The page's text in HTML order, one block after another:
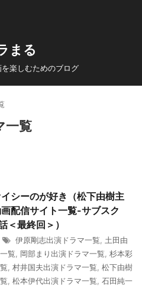
まる
を楽しむためのブログ
一覧
イシーのが好き（松下由樹主
配信サイト一覧-サブスク
＜最終回＞）
伊原剛志出演ドラマ一覧
土田由
覧
岡部まり出演ドラマ一覧 杉本彩
村井国夫出演ドラマ一覧 松下由樹
松本伊代出演ドラマ一覧 石田純一